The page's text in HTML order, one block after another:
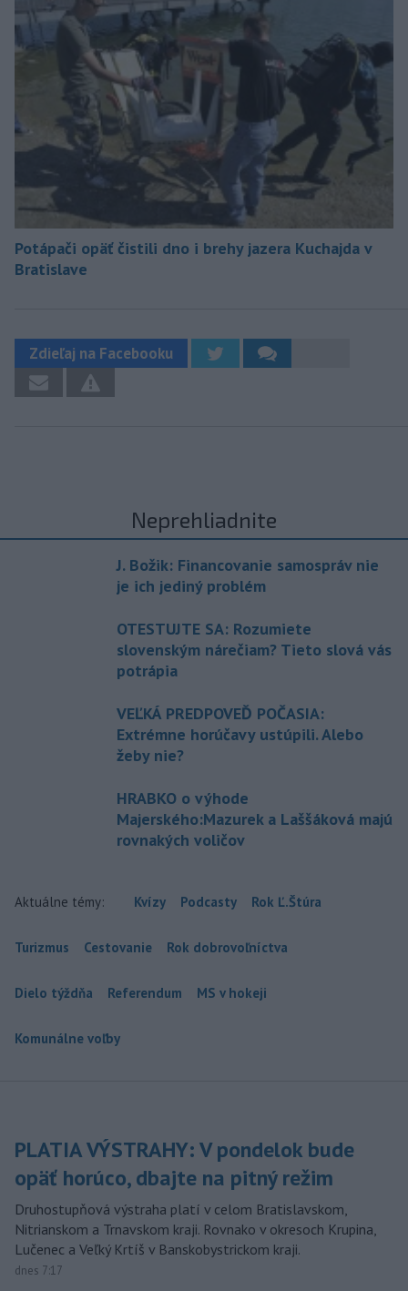
Potápači opäť čistili dno i brehy jazera Kuchajda v
Bratislave
Zdieľaj na Facebooku
Neprehliadnite
J. Božik: Financovanie samospráv nie
je ich jediný problém
OTESTUJTE SA: Rozumiete
slovenským nárečiam? Tieto slová vás
potrápia
VEĽKÁ PREDPOVEĎ POČASIA:
Extrémne horúčavy ustúpili. Alebo
žeby nie?
HRABKO o výhode
Majerského:Mazurek a Laššáková majú
rovnakých voličov
Aktuálne témy: Kvízy Podcasty Rok Ľ.Štúra
Turizmus Cestovanie Rok dobrovoľníctva
Dielo týždňa Referendum MS v hokeji
Komunálne voľby
PLATIA VÝSTRAHY: V pondelok bude
opäť horúco, dbajte na pitný režim
Druhostupňová výstraha platí v celom Bratislavskom,
Nitrianskom a Trnavskom kraji. Rovnako v okresoch Krupina,
Lučenec a Veľký Krtíš v Banskobystrickom kraji.
dnes 7:17